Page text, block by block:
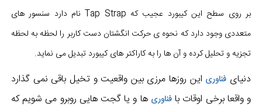
بر روی سطح این کیبورد عجیب که Tap Strap نام دارد سنسور های
متعددی وجود دارد که نحوه ی حرکت انگشتان دست کاربر را لحظه به لحظه
تجزیه و تحلیل کرده و آن ها را به کاراکتر های کیبورد تبدیل می نماید.
دنیای فناوری این روزها مرزی بین واقعیت و تخیل باقی نمی گذارد
و واقعا برخی اوقات بافناوری ها و یا گجت هایی روبرو می شویم که